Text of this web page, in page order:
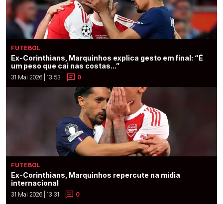
FUTEBOL
Ex-Corinthians, Marquinhos explica gesto em final: “É
um peso que cai nas costas...”
31 Mai 2026 | 13:53 0
FUTEBOL
Ex-Corinthians, Marquinhos repercute na mídia
internacional
31 Mai 2026 | 13:31 0